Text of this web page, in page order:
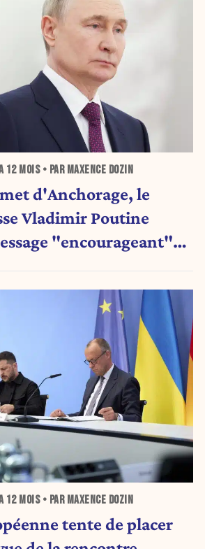
12 MOIS• PAR MAXENCE DOZIN
d'Anchorage, le
Vladimir Poutine
"encourageant"
12 MOIS• PAR MAXENCE DOZIN
tente de placer